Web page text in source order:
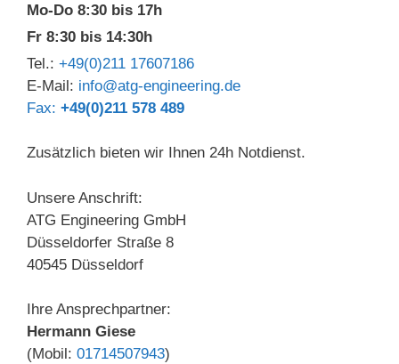
Mo-Do 8:30 bis 17h
Fr 8:30 bis 14:30h
Tel.: +49(0)211 17607186
E-Mail: info@atg-engineering.de
Fax: +49(0)211 578 489
Zusätzlich bieten wir Ihnen 24h Notdienst.
Unsere Anschrift:
ATG Engineering GmbH
Düsseldorfer Straße 8
40545 Düsseldorf
Ihre Ansprechpartner:
Hermann Giese
(Mobil: 01714507943)